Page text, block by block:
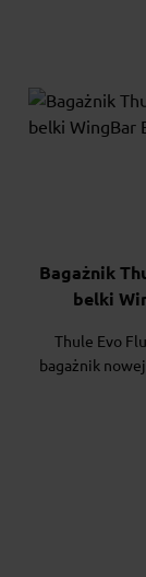
Bagażnik
belki
Thule Evo
bagażnik